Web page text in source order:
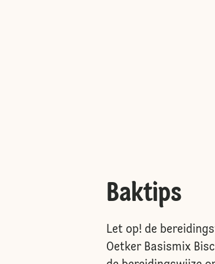
Baktips
Let op! de
Oetker Basismix